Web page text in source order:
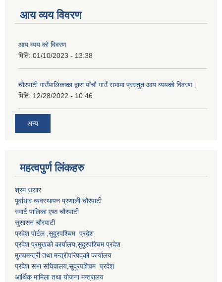
आय व्यय विवरण
आय व्यय को विवरण
मिति: 01/10/2023 - 13:38
चाैरपाटी गाउँपालिकाका द्वारा पाँचाै गाउँ सभामा प्रस्तुत आय व्ययकाे विवरण।
मिति: 12/28/2022 - 10:46
अन्य
महत्वपुर्ण लि‌ंकहरु
श्रम संसार
पूर्वाधार व्यवस्थापन प्रणाली चाैरपाटी
स्मार्ट पालिका एप्स चाैरपाटी
सुसासन चाैरपाटी
प्रदेश पोर्टल ,सुदूरपश्चिम प्रदेश
प्रदेश प्रमुखको कार्यालय,सुदूरपश्चिमप्रदेश
मुख्यमन्त्री तथा मन्त्रीपरिषद्को कार्यालय
प्रदेश सभा सचिवालय,सुदूरपश्चिम प्रदेश
आर्थिक मामिला तथा योजना मन्त्रालय